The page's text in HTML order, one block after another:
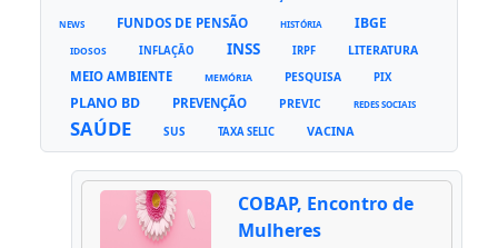
NEWS FUNDOS DE PENSÃO HISTÓRIA IBGE
IDOSOS INFLAÇÃO INSS IRPF LITERATURA
MEIO AMBIENTE MEMÓRIA PESQUISA PIX
PLANO BD PREVENÇÃO PREVIC REDES SOCIAIS
SAÚDE SUS TAXA SELIC VACINA
COBAP, Encontro de
Mulheres